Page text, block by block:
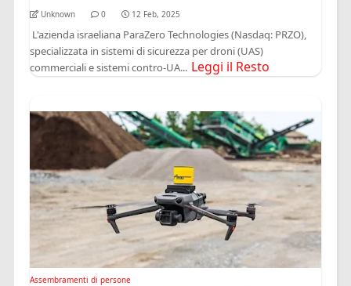
Unknown 0 12 Feb, 2025
L'azienda israeliana ParaZero Technologies (Nasdaq: PRZO),
specializzata in sistemi di sicurezza per droni (UAS)
commerciali e sistemi contro-UA... Leggi il Resto
Assembramenti di persone